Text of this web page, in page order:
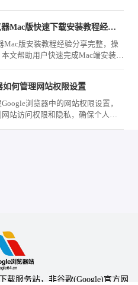
Chrome浏览器Mac版快速下载安装教程经验分享
Mac版安装教程经验分享完整，操
文帮助用户快速完成Mac端安装，
如何管理网站权限设置
浏览器中的网站权限设置，
站访问权限和隐私，确保个人信
载服务站，非谷歌(Google)官方网